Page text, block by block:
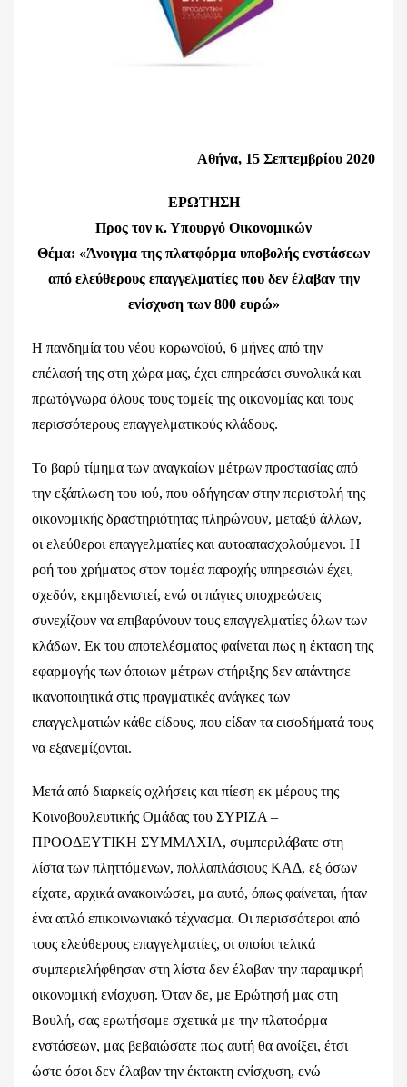
Αθήνα, 15 Σεπτεμβρίου 2020
ΕΡΩΤΗΣΗ
Προς τον κ. Υπουργό Οικονομικών
Θέμα: «Άνοιγμα της πλατφόρμα υποβολής ενστάσεων
από ελεύθερους επαγγελματίες που δεν έλαβαν την
ενίσχυση των 800 ευρώ»
Η πανδημία του νέου κορωνοϊού, 6 μήνες από την
επέλασή της στη χώρα μας, έχει επηρεάσει συνολικά και
πρωτόγνωρα όλους τους τομείς της οικονομίας και τους
περισσότερους επαγγελματικούς κλάδους.
Το βαρύ τίμημα των αναγκαίων μέτρων προστασίας από
την εξάπλωση του ιού, που οδήγησαν στην περιστολή της
οικονομικής δραστηριότητας πληρώνουν, μεταξύ άλλων,
οι ελεύθεροι επαγγελματίες και αυτοαπασχολούμενοι. Η
ροή του χρήματος στον τομέα παροχής υπηρεσιών έχει,
σχεδόν, εκμηδενιστεί, ενώ οι πάγιες υποχρεώσεις
συνεχίζουν να επιβαρύνουν τους επαγγελματίες όλων των
κλάδων. Εκ του αποτελέσματος φαίνεται πως η έκταση της
εφαρμογής των όποιων μέτρων στήριξης δεν απάντησε
ικανοποιητικά στις πραγματικές ανάγκες των
επαγγελματιών κάθε είδους, που είδαν τα εισοδήματά τους
να εξανεμίζονται.
Μετά από διαρκείς οχλήσεις και πίεση εκ μέρους της
Κοινοβουλευτικής Ομάδας του ΣΥΡΙΖΑ –
ΠΡΟΟΔΕΥΤΙΚΗ ΣΥΜΜΑΧΙΑ, συμπεριλάβατε στη
λίστα των πληττόμενων, πολλαπλάσιους ΚΑΔ, εξ όσων
είχατε, αρχικά ανακοινώσει, μα αυτό, όπως φαίνεται, ήταν
ένα απλό επικοινωνιακό τέχνασμα. Οι περισσότεροι από
τους ελεύθερους επαγγελματίες, οι οποίοι τελικά
συμπεριελήφθησαν στη λίστα δεν έλαβαν την παραμικρή
οικονομική ενίσχυση. Όταν δε, με Ερώτησή μας στη
Βουλή, σας ερωτήσαμε σχετικά με την πλατφόρμα
ενστάσεων, μας βεβαιώσατε πως αυτή θα ανοίξει, έτσι
ώστε όσοι δεν έλαβαν την έκτακτη ενίσχυση, ενώ